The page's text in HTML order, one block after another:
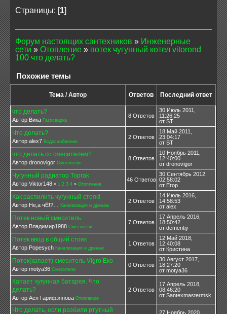
Страницы: [1]
Форум настоящих сантехников » Инженерные
сети » Отопление » потек чугунный котел vitorond
100 что делать?
Похожие темы
Тема / Автор Ответов Последний ответ
что делать?
Автор Вика Газосварка
8 Ответов
30 Июль 2011,
11:26:25
от ST
Что делать?
Автор alex7 Водоснабжение
2 Ответов
18 Май 2011,
23:04:17
от ST
что делать со смесителем?
Автор dronovigor Смесители
8 Ответов
10 Ноябрь 2011,
12:40:00
от dronovigor
Чугунный радиатор Toprak
Автор Viktor148 « 1 2 3 4 » Отопление
46 Ответов
30 Сентябрь 2012,
02:58:02
от Егор
Как распилить чугунный стояк!
Автор Не,а чЁ!?… Канализация и дренаж
2 Ответов
14 Июль 2016,
14:58:53
от alex
Потек новый смеситель
Автор Владимир1988 Смесители
7 Ответов
17 Апрель 2016,
18:50:42
от dementiy
Потек ввод в общий стояк
Автор Popesych Канализация и дренаж
1 Ответов
12 Май 2018,
12:40:08
от Кристина
Потек(капает) смеситель Vigro Еко
Автор motya36 Смесители
0 Ответов
30 Август 2017,
18:27:20
от motya36
Капает чугунная батарея. Что
делать?
Автор Ася Гарифзянова Отопление
2 Ответов
17 Апрель 2018,
08:46:20
от Santexmastermsk
Что делать, если разбили ртутный 27 Ноябрь 2020,